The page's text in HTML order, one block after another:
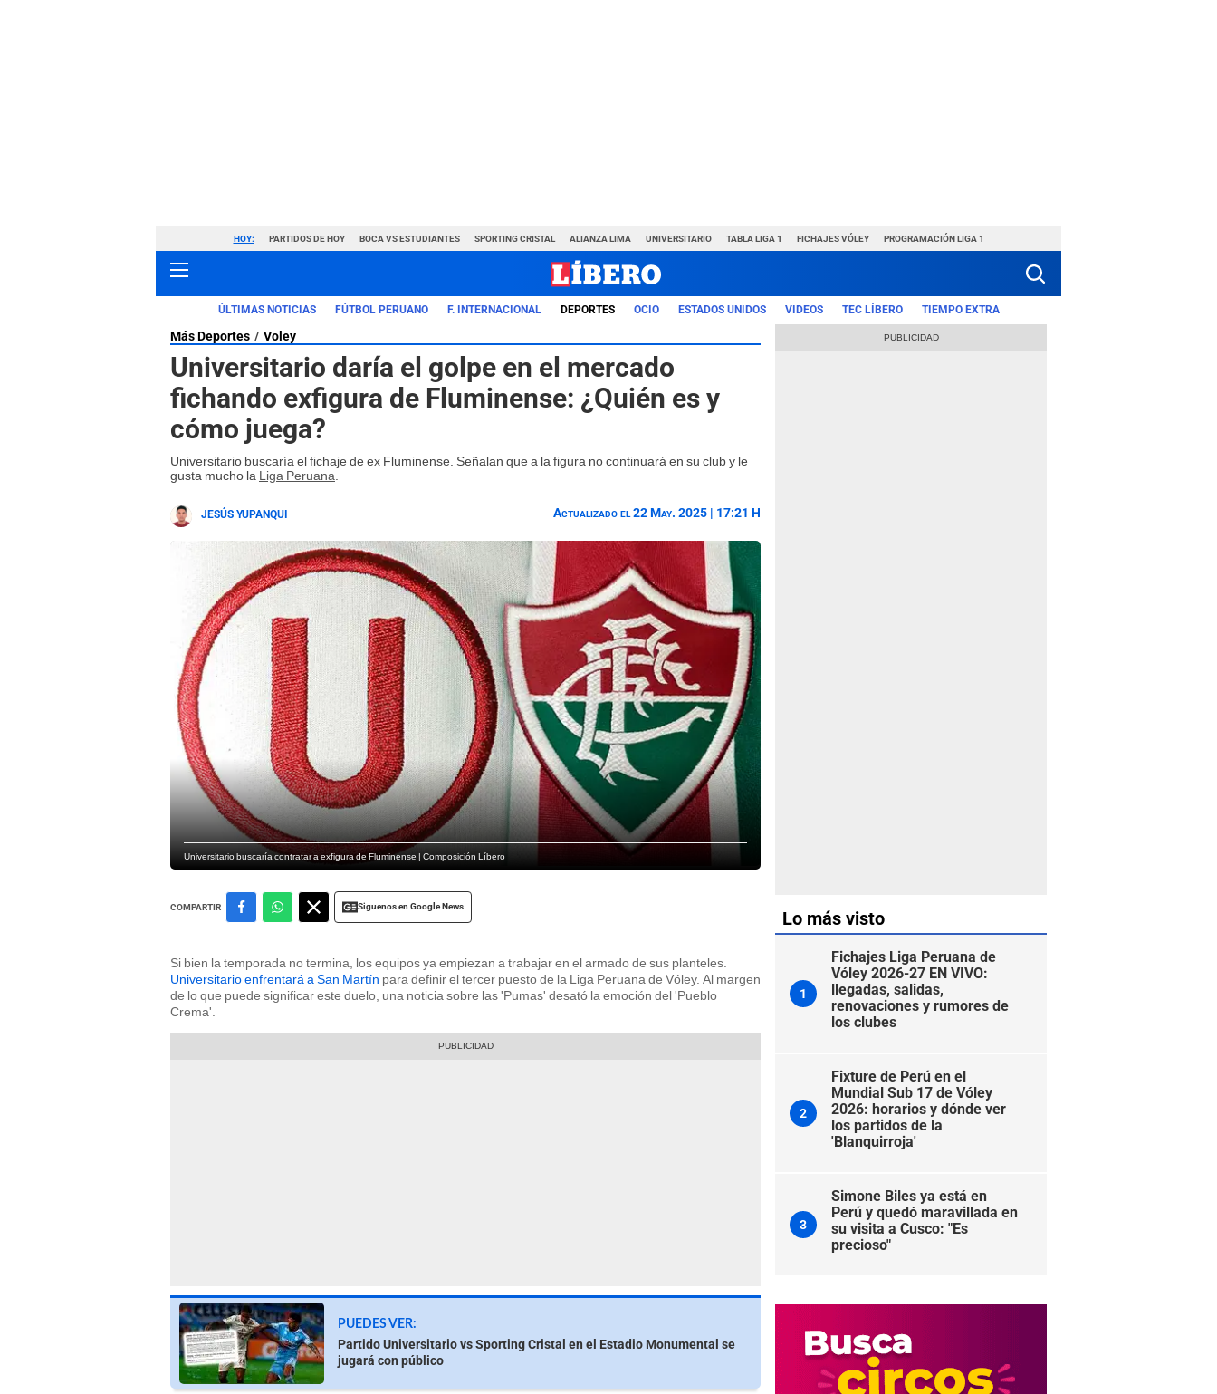
HOY: PARTIDOS DE HOY BOCA VS ESTUDIANTES SPORTING CRISTAL ALIANZA LIMA UNIVERSITARIO TABLA LIGA 1 FICHAJES VÓLEY PROGRAMACIÓN LIGA 1
ÚLTIMAS NOTICIAS FÚTBOL PERUANO F. INTERNACIONAL DEPORTES OCIO ESTADOS UNIDOS VIDEOS TEC LÍBERO TIEMPO EXTRA
Más Deportes Voley
Universitario daría el golpe en el mercado
fichando exfigura de Fluminense: ¿Quién es y
cómo juega?
Universitario buscaría el fichaje de ex Fluminense. Señalan que a la figura no continuará en su club y le
gusta mucho la Liga Peruana
JESÚS YUPANQUI Actualizado el 22 May. 2025 | 17:21 H
Universitario buscaría contratar a exfigura de Fluminense | Composición Líbero
COMPARTIR Siguenos en Google News
Si bien la temporada no termina, los equipos ya empiezan a trabajar en el armado de sus planteles.
Universitario enfrentará a San Martín para definir el tercer puesto de la Liga Peruana de Vóley. Al margen
de lo que puede significar este duelo, una noticia sobre las 'Pumas' desató la emoción del 'Pueblo
Crema'.
PUEDES VER:
Partido Universitario vs Sporting Cristal en el Estadio Monumental se
jugará con público
Lo más visto
1
Fichajes Liga Peruana de
Vóley 2026-27 EN VIVO:
llegadas, salidas,
renovaciones y rumores de
los clubes
2
Fixture de Perú en el
Mundial Sub 17 de Vóley
2026: horarios y dónde ver
los partidos de la
'Blanquirroja'
3
Simone Biles ya está en
Perú y quedó maravillada en
su visita a Cusco: "Es
precioso"